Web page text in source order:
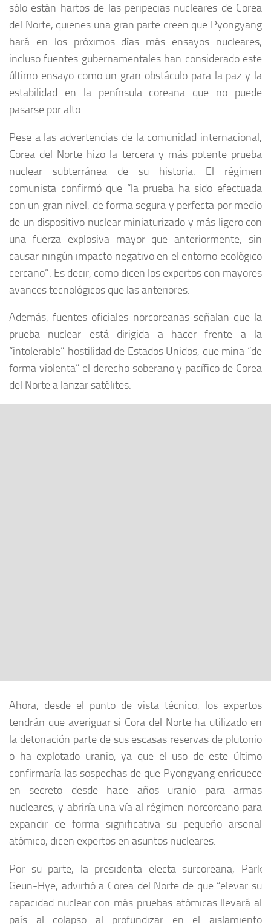
sólo están hartos de las peripecias nucleares de Corea
del Norte, quienes una gran parte creen que Pyongyang
hará en los próximos días más ensayos nucleares,
incluso fuentes gubernamentales han considerado este
último ensayo como un gran obstáculo para la paz y la
estabilidad en la península coreana que no puede
pasarse por alto.
Pese a las advertencias de la comunidad internacional,
Corea del Norte hizo la tercera y más potente prueba
nuclear subterránea de su historia. El régimen
comunista confirmó que “la prueba ha sido efectuada
con un gran nivel, de forma segura y perfecta por medio
de un dispositivo nuclear miniaturizado y más ligero con
una fuerza explosiva mayor que anteriormente, sin
causar ningún impacto negativo en el entorno ecológico
cercano”. Es decir, como dicen los expertos con mayores
avances tecnológicos que las anteriores.
Además, fuentes oficiales norcoreanas señalan que la
prueba nuclear está dirigida a hacer frente a la
“intolerable” hostilidad de Estados Unidos, que mina “de
forma violenta” el derecho soberano y pacífico de Corea
del Norte a lanzar satélites.
Ahora, desde el punto de vista técnico, los expertos
tendrán que averiguar si Cora del Norte ha utilizado en
la detonación parte de sus escasas reservas de plutonio
o ha explotado uranio, ya que el uso de este último
confirmaría las sospechas de que Pyongyang enriquece
en secreto desde hace años uranio para armas
nucleares, y abriría una vía al régimen norcoreano para
expandir de forma significativa su pequeño arsenal
atómico, dicen expertos en asuntos nucleares.
Por su parte, la presidenta electa surcoreana, Park
Geun-Hye, advirtió a Corea del Norte de que “elevar su
capacidad nuclear con más pruebas atómicas llevará al
país al colapso al profundizar en el aislamiento